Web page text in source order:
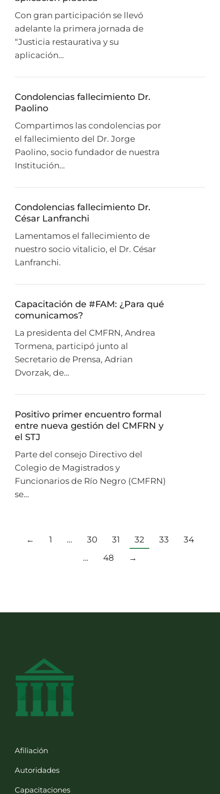
Con gran participación se llevó
adelante la primera jornada de
“Justicia restaurativa y su
aplicación…
Condolencias fallecimiento Dr.
Paolino
Compartimos las condolencias por
el fallecimiento del Dr. Jorge
Paolino, socio fundador de nuestra
Institución…
Condolencias fallecimiento Dr.
César Lanfranchi
Lamentamos el fallecimiento de
nuestro socio vitalicio, el Dr. César
Lanfranchi.
Capacitación de #FAM: ¿Para qué
comunicamos?
La presidenta del CMFRN, Andrea
Tormena, participó junto al
Secretario de Prensa, Adrian
Dvorzak, de…
Positivo primer encuentro formal
entre nueva gestión del CMFRN y
el STJ
Parte del consejo Directivo del
Colegio de Magistrados y
Funcionarios de Río Negro (CMFRN)
se…
← 1 … 30 31 32 33
34
…
48 →
Afiliación
Autoridades
Capacitaciones